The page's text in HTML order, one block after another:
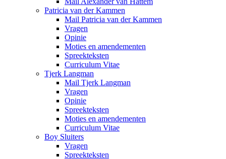
Patricia van der Kammen
Mail Patricia van der Kammen
Vragen
Opinie
Moties en amendementen
Spreekteksten
Curriculum Vitae
Tjerk Langman
Mail Tjerk Langman
Vragen
Opinie
Spreekteksten
Moties en amendementen
Curriculum Vitae
Boy Sluiters
Vragen
Spreekteksten